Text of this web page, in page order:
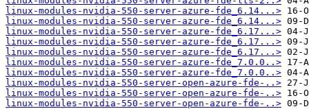
linux-modules-nvidia-550-server-azure-fde_6.14...>
linux-modules-nvidia-550-server-azure-fde_6.14...>
linux-modules-nvidia-550-server-azure-fde_6.17...>
linux-modules-nvidia-550-server-azure-fde_6.17...>
linux-modules-nvidia-550-server-azure-fde_6.17...>
linux-modules-nvidia-550-server-azure-fde_7.0.0..>
linux-modules-nvidia-550-server-azure-fde_7.0.0..>
linux-modules-nvidia-550-server-open-azure-fde-..>
linux-modules-nvidia-550-server-open-azure-fde-..>
linux-modules-nvidia-550-server-open-azure-fde-..>